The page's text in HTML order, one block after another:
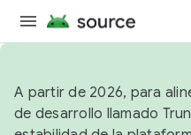
A partir de 2026, para
de desarrollo llamado